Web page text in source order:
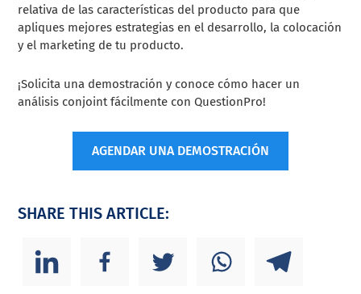
relativa de las características del producto para que
apliques mejores estrategias en el desarrollo, la colocación
y el marketing de tu producto.
¡Solicita una demostración y conoce cómo hacer un
análisis conjoint fácilmente con QuestionPro!
AGENDAR UNA DEMOSTRACIÓN
SHARE THIS ARTICLE: